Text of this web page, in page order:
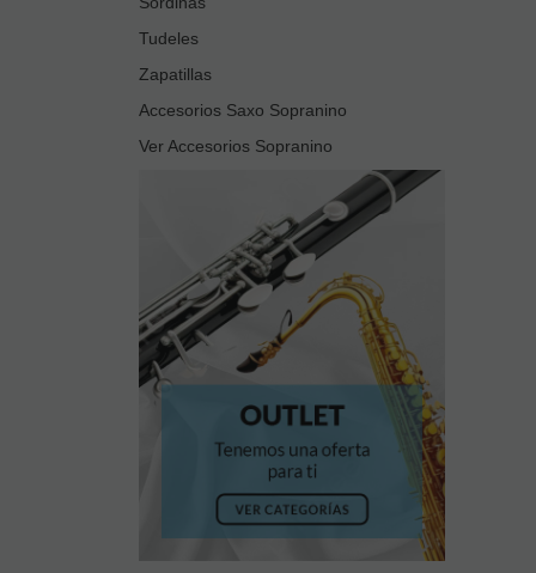
Tudeles
Zapatillas
Accesorios Saxo Sopranino
Ver Accesorios Sopranino